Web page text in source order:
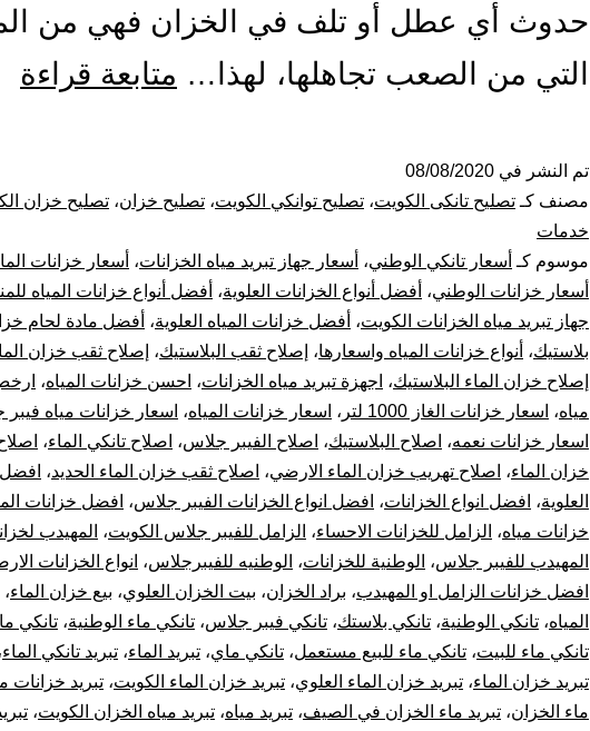
حدوث أي عطل أو تلف في الخزان فهي من
التي من الصعب تجاهلها، لهذا… متابعة قراءة
تم النشر في 08/08/2020
مصنف كـ تصليح تانكى الكويت، تصليح توانكي الكويت، تصليح خزان، تصليح خزان
خدمات
موسوم كـ أسعار تانكي الوطني، أسعار جهاز تبريد مياه الخزانات، أسعار خزانات
أسعار خزانات الوطني، أفضل أنواع الخزانات العلوية، أفضل أنواع خزانات المياه
جهاز تبريد مياه الخزانات الكويت، أفضل خزانات المياه العلوية، أفضل مادة لحام
بلاستيك، أنواع خزانات المياه واسعارها، إصلاح ثقب البلاستيك، إصلاح ثقب خزان
إصلاح خزان الماء البلاستيك، اجهزة تبريد مياه الخزانات، احسن خزانات المياه،
مياه، اسعار خزانات الغاز 1000 لتر ، اسعار خزانات المياه، اسعار خزانات مياه
اسعار خزانات نعمه، اصلاح البلاستيك، اصلاح الفيبر جلاس، اصلاح تانكي الماء،
خزان الماء، اصلاح تهريب خزان الماء الارضي، اصلاح ثقب خزان الماء الحديد،
العلوية، افضل انواع الخزانات، افضل انواع الخزانات الفيبر جلاس، افضل خزانات
خزانات مياه، الزامل للخزانات الاحساء، الزامل للفيبر جلاس الكويت، المهيدب
المهيدب للفيبر جلاس، الوطنية للخزانات، الوطنيه للفيبرجلاس، انواع الخزانات
افضل خزانات الزامل او المهيدب، براد الخزان، بيت الخزان العلوي، بيع خزان الماء،
المياه، تانكي الوطنية، تانكي بلاستك، تانكي فيبر جلاس، تانكي ماء الوطنية، تانكي
تانكي ماء للبيت، تانكي ماء للبيع مستعمل، تانكي ماي، تبريد الماء، تبريد تانكي الماء
تبريد خزان الماء، تبريد خزان الماء العلوي، تبريد خزان الماء الكويت، تبريد خزانات
ماء الخزان، تبريد ماء الخزان في الصيف، تبريد مياه، تبريد مياه الخزان الكويت،